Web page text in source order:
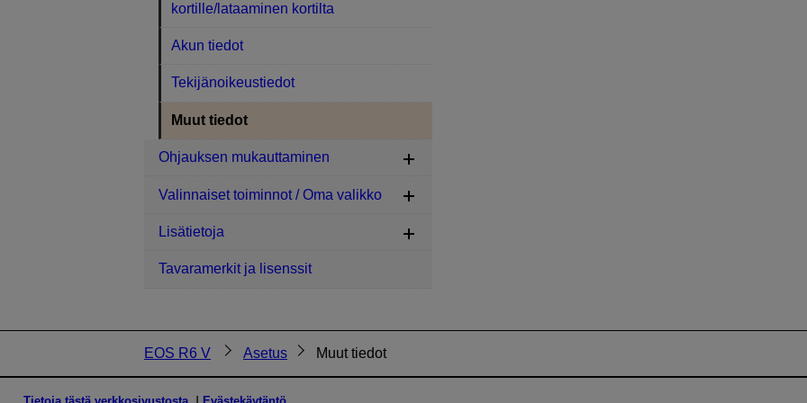
kortille/lataaminen kortilta
Akun tiedot
Tekijänoikeustiedot
Muut tiedot
Ohjauksen mukauttaminen
Valinnaiset toiminnot / Oma valikko
Lisätietoja
Tavaramerkit ja lisenssit
EOS R6 V Asetus Muut tiedot
Tietoja tästä verkkosivustosta Evästekäytäntö